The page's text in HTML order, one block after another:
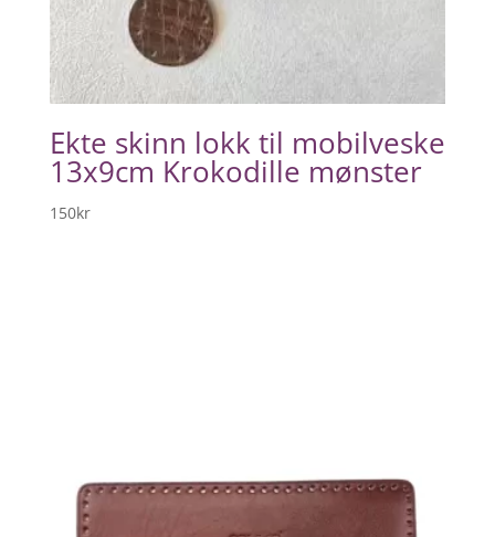
Ekte skinn lokk til mobilveske
13x9cm Krokodille mønster
150kr